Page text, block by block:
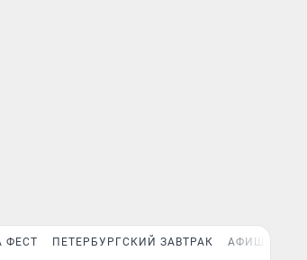
ФЕСТ ПЕТЕРБУРГСКИЙ ЗАВТРАК АФИША PLUS